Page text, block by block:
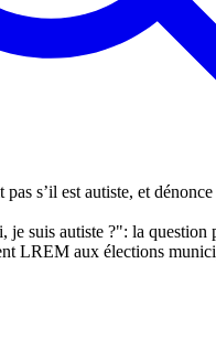
je suis autiste ?": la question
LREM aux élections